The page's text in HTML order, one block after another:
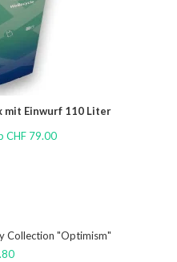
mit Einwurf 110 Liter
CHF79.00
Collection "Optimism"